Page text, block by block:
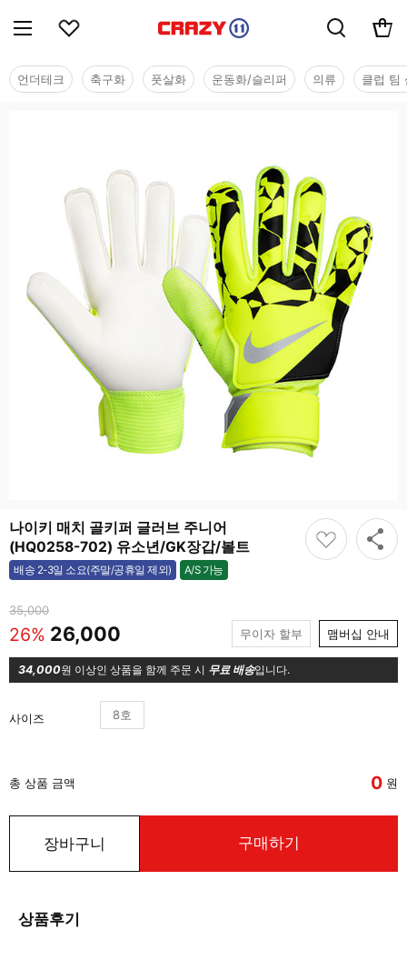
언더테크 축구화 풋살화 운동화/슬리퍼 의류 클럽 팀
나이키 매치 골키퍼 글러브 주니어
(HQ0258-702) 유소년/GK장갑/볼트
배송 2-3일 소요(주말/공휴일 제외) A/S 가능
가능
35,000
26% 26,000 무이자 할부 맴버십 안내
34,000원 이상인 상품을 함께 주문 시 무료 배송입니다.
사이즈 8호
총 상품 금액 0 원
장바구니 구매하기
상품후기